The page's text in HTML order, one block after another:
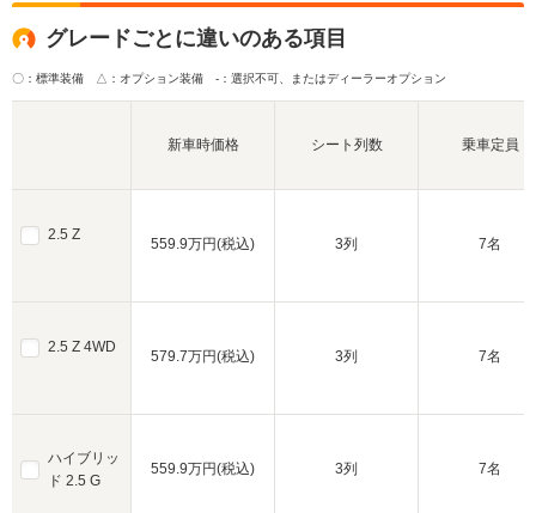
グレードごとに違いのある項目
〇：標準装備 △：オプション装備 -：選択不可、またはディーラーオプション
2.5 Z
2.5 Z 4WD
ハイブリッ
ド 2.5 G
新車時価格 シート列数 乗車定員
559.9万円(税込) 3列 7名
579.7万円(税込) 3列 7名
559.9万円(税込) 3列 7名